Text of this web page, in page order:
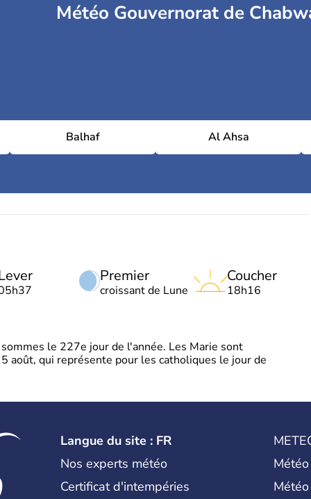
Météo Gouvernorat de
Balhaf Al Ahsa
Premier
croissant de Lune
Coucher
18h16
le 227e jour de l'année. Les Marie sont
août, qui représente pour les catholiques le jour de
Langue du site : FR
Nos experts météo
Certificat d'intempéries